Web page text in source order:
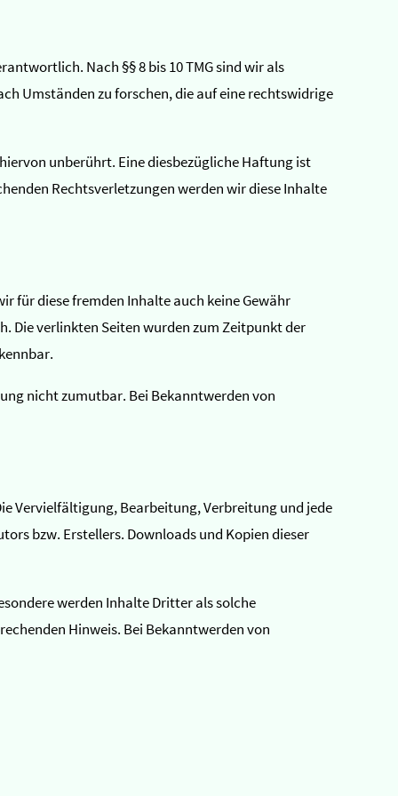
Nach §§ 8 bis 10 TMG sind wir als
Umständen zu forschen, die auf eine rechtswidrige
unberührt. Eine diesbezügliche Haftung ist
Rechtsverletzungen werden wir diese Inhalte
für diese fremden Inhalte auch keine Gewähr
Die verlinkten Seiten wurden zum Zeitpunkt der
nicht zumutbar. Bei Bekanntwerden von
Vervielfältigung, Bearbeitung, Verbreitung und jede
bzw. Erstellers. Downloads und Kopien dieser
werden Inhalte Dritter als solche
Hinweis. Bei Bekanntwerden von